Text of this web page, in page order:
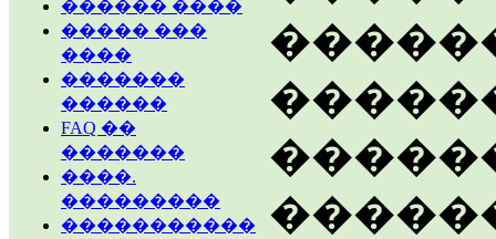
������ ����
����� ���
����
�������
������
FAQ ��
�������
����.
���������
�����������